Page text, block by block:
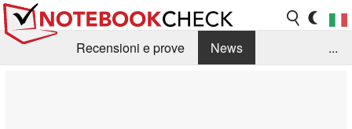
Recensioni e prove
News
...